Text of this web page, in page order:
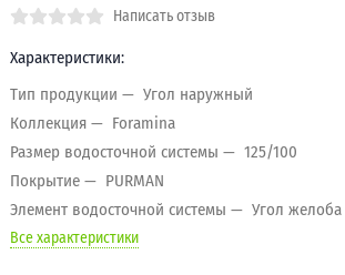
Написать отзыв
Характеристики:
Тип продукции
Угол наружный
Коллекция
Foramina
Размер водосточной системы
125/100
Покрытие
PURMAN
Элемент водосточной системы
Угол желоба
Все характеристики